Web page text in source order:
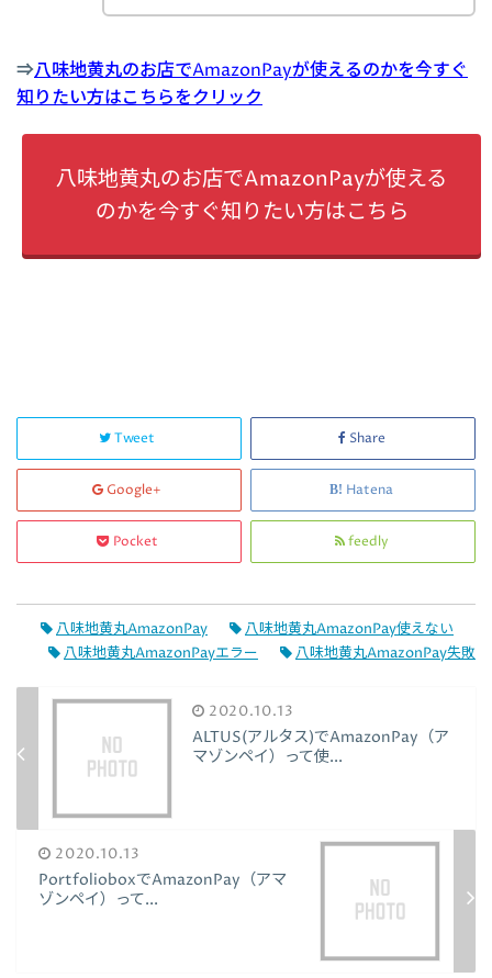
⇒八味地黄丸のお店でAmazonPayが使えるのかを今すぐ
知りたい方はこちらをクリック
八味地黄丸のお店でAmazonPayが使える
のかを今すぐ知りたい方はこちら
Tweet Share
Google+ Hatena
Pocket feedly
八味地黄丸AmazonPay
八味地黄丸AmazonPay使えない
八味地黄丸AmazonPayエラー
八味地黄丸AmazonPay失敗
2020.10.13
ALTUS(アルタス)でAmazonPay（ア
マゾンペイ）って使...
2020.10.13
PortfolioboxでAmazonPay（アマ
ゾンペイ）って...